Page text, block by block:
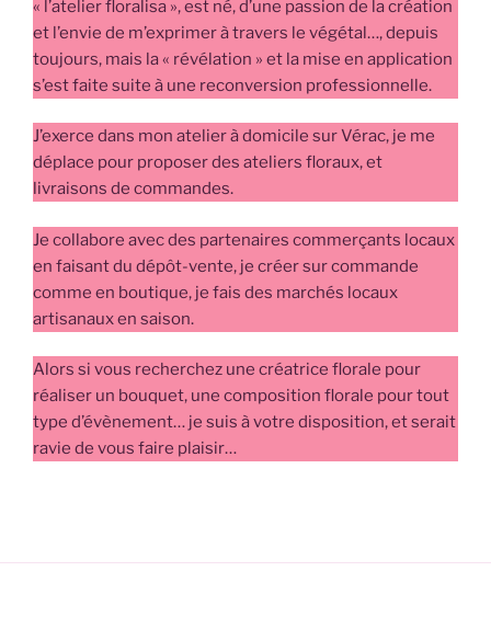
« l’atelier floralisa », est né, d’une passion de la création
et l’envie de m’exprimer à travers le végétal…, depuis
toujours, mais la « révélation » et la mise en application
s’est faite suite à une reconversion professionnelle.
J’exerce dans mon atelier à domicile sur Vérac, je me
déplace pour proposer des ateliers floraux, et
livraisons de commandes.
Je collabore avec des partenaires commerçants locaux
en faisant du dépôt-vente, je créer sur commande
comme en boutique, je fais des marchés locaux
artisanaux en saison.
Alors si vous recherchez une créatrice florale pour
réaliser un bouquet, une composition florale pour tout
type d’évènement… je suis à votre disposition, et serait
ravie de vous faire plaisir…